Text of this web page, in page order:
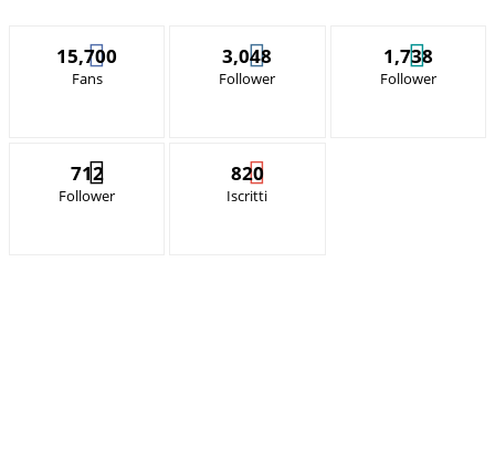
15,700
Fans
3,048
Follower
1,738
Follower
712
Follower
820
Iscritti